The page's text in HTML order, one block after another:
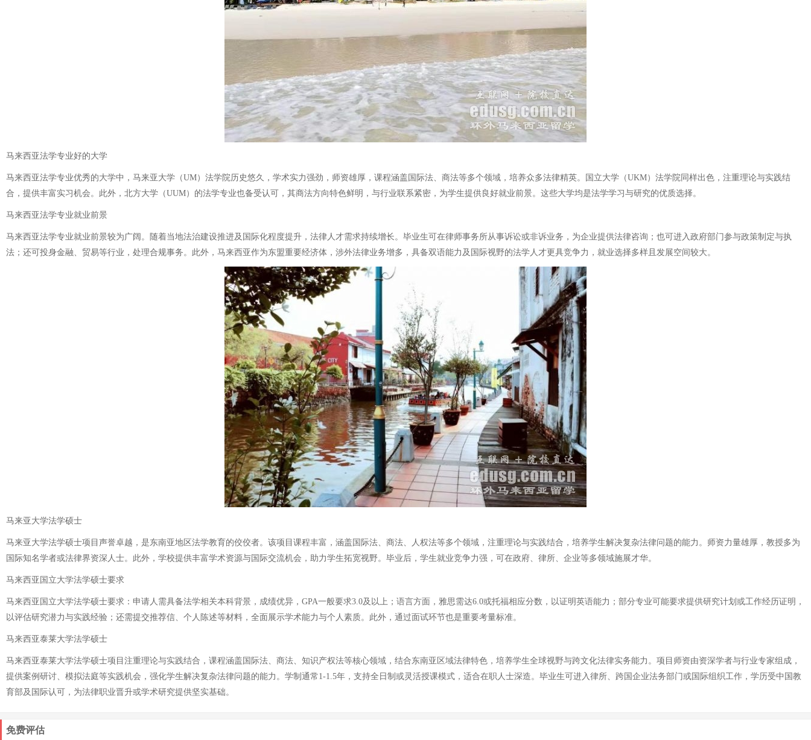
马来西亚法学专业好的大学
马来西亚法学专业优秀的大学中，马来亚大学（UM）法学院历史悠久，学术实力强劲，师资雄厚，课程涵盖国际法、商法等多个领域，培养众多法律精英。国立大学（UKM）法学院同样出色，注重理论与实践结
合，提供丰富实习机会。此外，北方大学（UUM）的法学专业也备受认可，其商法方向特色鲜明，与行业联系紧密，为学生提供良好就业前景。这些大学均是法学学习与研究的优质选择。
马来西亚法学专业就业前景
马来西亚法学专业就业前景较为广阔。随着当地法治建设推进及国际化程度提升，法律人才需求持续增长。毕业生可在律师事务所从事诉讼或非诉业务，为企业提供法律咨询；也可进入政府部门参与政策制定与执
法；还可投身金融、贸易等行业，处理合规事务。此外，马来西亚作为东盟重要经济体，涉外法律业务增多，具备双语能力及国际视野的法学人才更具竞争力，就业选择多样且发展空间较大。
马来亚大学法学硕士
马来亚大学法学硕士项目声誉卓越，是东南亚地区法学教育的佼佼者。该项目课程丰富，涵盖国际法、商法、人权法等多个领域，注重理论与实践结合，培养学生解决复杂法律问题的能力。师资力量雄厚，教授多为
国际知名学者或法律界资深人士。此外，学校提供丰富学术资源与国际交流机会，助力学生拓宽视野。毕业后，学生就业竞争力强，可在政府、律所、企业等多领域施展才华。
马来西亚国立大学法学硕士要求
马来西亚国立大学法学硕士要求：申请人需具备法学相关本科背景，成绩优异，GPA一般要求3.0及以上；语言方面，雅思需达6.0或托福相应分数，以证明英语能力；部分专业可能要求提供研究计划或工作经历证明，
以评估研究潜力与实践经验；还需提交推荐信、个人陈述等材料，全面展示学术能力与个人素质。此外，通过面试环节也是重要考量标准。
马来西亚泰莱大学法学硕士
马来西亚泰莱大学法学硕士项目注重理论与实践结合，课程涵盖国际法、商法、知识产权法等核心领域，结合东南亚区域法律特色，培养学生全球视野与跨文化法律实务能力。项目师资由资深学者与行业专家组成，
提供案例研讨、模拟法庭等实践机会，强化学生解决复杂法律问题的能力。学制通常1-1.5年，支持全日制或灵活授课模式，适合在职人士深造。毕业生可进入律所、跨国企业法务部门或国际组织工作，学历受中国教
育部及国际认可，为法律职业晋升或学术研究提供坚实基础。
免费评估